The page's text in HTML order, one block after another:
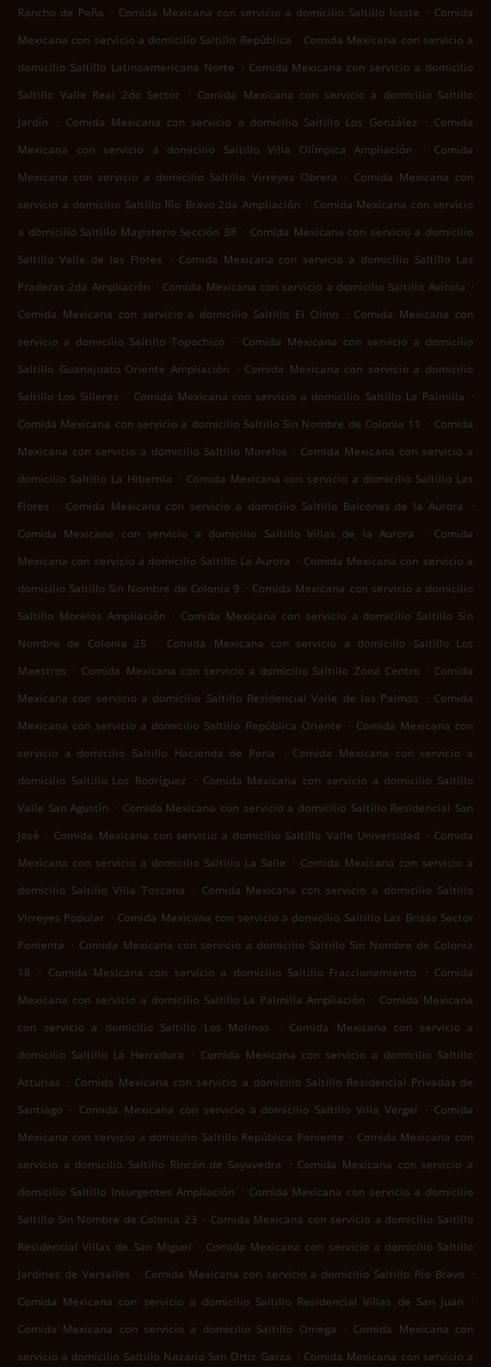
Rancho de Peña . Comida Mexicana con servicio a domicilio Saltillo Issste . Comida
Mexicana con servicio a domicilio Saltillo República . Comida Mexicana con servicio a
domicilio Saltillo Latinoamericana Norte . Comida Mexicana con servicio a domicilio
Saltillo Valle Real 2do Sector
. Comida Mexicana con servicio a domicilio Saltillo
Jardín
. Comida Mexicana con servicio a domicilio Saltillo Los González . Comida
Mexicana con servicio a domicilio Saltillo Villa Olímpica Ampliación
.
Comida
Mexicana con servicio a domicilio Saltillo Virreyes Obrera
. Comida Mexicana con
servicio a domicilio Saltillo Río Bravo 2da Ampliación . Comida Mexicana con servicio
a domicilio Saltillo Magisterio Sección 38 . Comida Mexicana con servicio a domicilio
Saltillo Valle de las Flores
. Comida Mexicana con servicio a domicilio Saltillo Las
Praderas 2da Ampliación . Comida Mexicana con servicio a domicilio Saltillo Avícola .
Comida Mexicana con servicio a domicilio Saltillo El Olmo
. Comida Mexicana con
servicio a domicilio Saltillo Topochico
. Comida Mexicana con servicio a domicilio
Saltillo Guanajuato Oriente Ampliación . Comida Mexicana con servicio a domicilio
Saltillo Los Silleres . Comida Mexicana con servicio a domicilio Saltillo La Palmilla .
Comida Mexicana con servicio a domicilio Saltillo Sin Nombre de Colonia 11
. Comida
Mexicana con servicio a domicilio Saltillo Morelos . Comida Mexicana con servicio a
domicilio Saltillo La Hibernia . Comida Mexicana con servicio a domicilio Saltillo Las
Flores
. Comida Mexicana con servicio a domicilio Saltillo Balcones de la Aurora
.
Comida Mexicana con servicio a domicilio Saltillo Villas de la Aurora
. Comida
Mexicana con servicio a domicilio Saltillo La Aurora . Comida Mexicana con servicio a
domicilio Saltillo Sin Nombre de Colonia 9 . Comida Mexicana con servicio a domicilio
Saltillo Morelos Ampliación . Comida Mexicana con servicio a domicilio Saltillo Sin
Nombre de Colonia 25
. Comida Mexicana con servicio a domicilio Saltillo Los
Maestros . Comida Mexicana con servicio a domicilio Saltillo Zona Centro . Comida
Mexicana con servicio a domicilio Saltillo Residencial Valle de las Palmas
. Comida
Mexicana con servicio a domicilio Saltillo República Oriente . Comida Mexicana con
servicio a domicilio Saltillo Hacienda de Pena
. Comida Mexicana con servicio a
domicilio Saltillo Los Rodríguez
. Comida Mexicana con servicio a domicilio Saltillo
Valle San Agustín . Comida Mexicana con servicio a domicilio Saltillo Residencial San
José . Comida Mexicana con servicio a domicilio Saltillo Valle Universidad . Comida
Mexicana con servicio a domicilio Saltillo La Salle . Comida Mexicana con servicio a
domicilio Saltillo Villa Toscana
. Comida Mexicana con servicio a domicilio Saltillo
Virreyes Popular . Comida Mexicana con servicio a domicilio Saltillo Las Brisas Sector
Poniente . Comida Mexicana con servicio a domicilio Saltillo Sin Nombre de Colonia
18
. Comida Mexicana con servicio a domicilio Saltillo Fraccionamiento . Comida
Mexicana con servicio a domicilio Saltillo La Palmilla Ampliación . Comida Mexicana
con servicio a domicilio Saltillo Los Molinos
. Comida Mexicana con servicio a
domicilio Saltillo La Herradura
. Comida Mexicana con servicio a domicilio Saltillo
Asturias . Comida Mexicana con servicio a domicilio Saltillo Residencial Privadas de
Santiago
. Comida Mexicana con servicio a domicilio Saltillo Villa Vergel . Comida
Mexicana con servicio a domicilio Saltillo República Poniente . Comida Mexicana con
servicio a domicilio Saltillo Rincón de Sayavedra
. Comida Mexicana con servicio a
domicilio Saltillo Insurgentes Ampliación . Comida Mexicana con servicio a domicilio
Saltillo Sin Nombre de Colonia 23 . Comida Mexicana con servicio a domicilio Saltillo
Residencial Villas de San Miguel . Comida Mexicana con servicio a domicilio Saltillo
Jardines de Versalles . Comida Mexicana con servicio a domicilio Saltillo Río Bravo .
Comida Mexicana con servicio a domicilio Saltillo Residencial Villas de San Juan
.
Comida Mexicana con servicio a domicilio Saltillo Omega
. Comida Mexicana con
servicio a domicilio Saltillo Nazario San Ortiz Garza . Comida Mexicana con servicio a